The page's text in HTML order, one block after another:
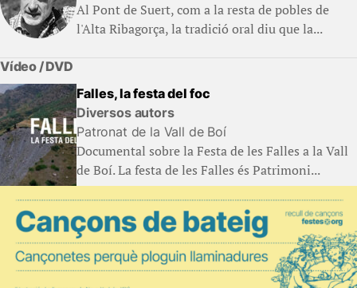
Al Pont de Suert, com a la resta de pobles de
l'Alta Ribagorça, la tradició oral diu que la...
Vídeo / DVD
Falles, la festa del foc
Diversos autors
Patronat de la Vall de Boí
Documental sobre la Festa de les Falles a la Vall
de Boí. La festa de les Falles és Patrimoni...